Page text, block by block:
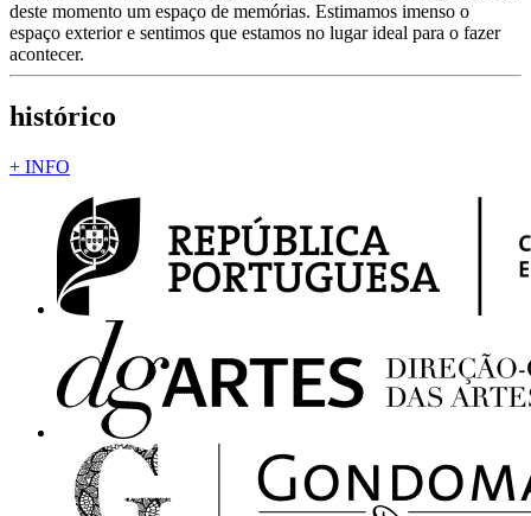
deste momento um espaço de memórias. Estimamos imenso o
espaço exterior e sentimos que estamos no lugar ideal para o fazer
acontecer.
histórico
+ INFO